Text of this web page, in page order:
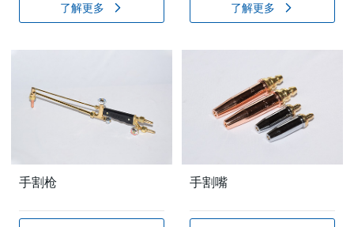
了解更多 了解更多
手割枪 手割嘴